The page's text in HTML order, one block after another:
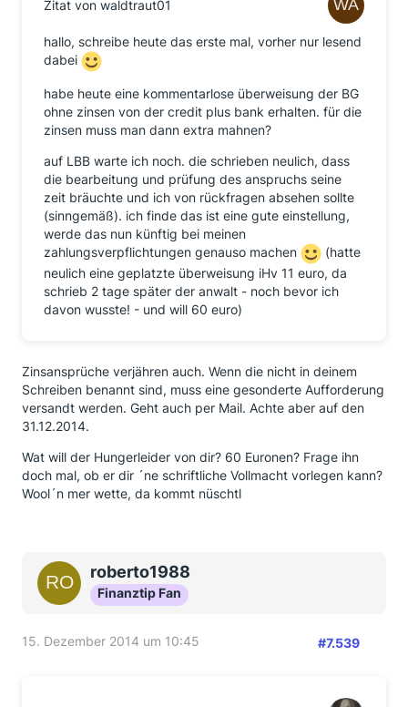
Zitat von waldtraut01
hallo, schreibe heute das erste mal, vorher nur lesend
dabei
habe heute eine kommentarlose überweisung der BG
ohne zinsen von der credit plus bank erhalten. für die
zinsen muss man dann extra mahnen?
auf LBB warte ich noch. die schrieben neulich, dass
die bearbeitung und prüfung des anspruchs seine
zeit bräuchte und ich von rückfragen absehen sollte
(sinngemäß). ich finde das ist eine gute einstellung,
werde das nun künftig bei meinen
zahlungsverpflichtungen genauso machen
(hatte
neulich eine geplatzte überweisung iHv 11 euro, da
schrieb 2 tage später der anwalt - noch bevor ich
davon wusste! - und will 60 euro)
Zinsansprüche verjähren auch. Wenn die nicht in deinem
Schreiben benannt sind, muss eine gesonderte Aufforderung
versandt werden. Geht auch per Mail. Achte aber auf den
31.12.2014.
Wat will der Hungerleider von dir? 60 Euronen? Frage ihn
doch mal, ob er dir ´ne schriftliche Vollmacht vorlegen kann?
Wool´n mer wette, da kommt nüschtl
roberto1988
Finanztip Fan
15. Dezember 2014 um 10:45 #7.539